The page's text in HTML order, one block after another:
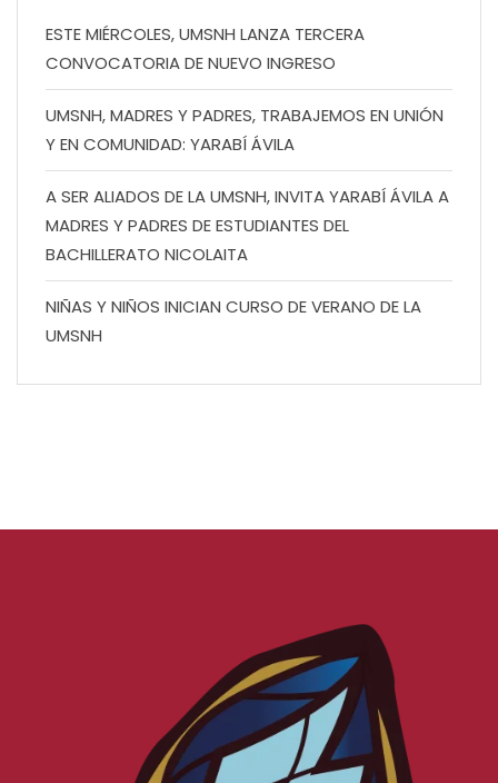
ESTE MIÉRCOLES, UMSNH LANZA TERCERA
CONVOCATORIA DE NUEVO INGRESO
UMSNH, MADRES Y PADRES, TRABAJEMOS EN UNIÓN
Y EN COMUNIDAD: YARABÍ ÁVILA
A SER ALIADOS DE LA UMSNH, INVITA YARABÍ ÁVILA A
MADRES Y PADRES DE ESTUDIANTES DEL
BACHILLERATO NICOLAITA
NIÑAS Y NIÑOS INICIAN CURSO DE VERANO DE LA
UMSNH